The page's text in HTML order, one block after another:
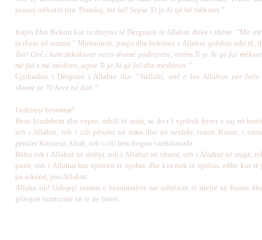
pranoj mëkatin tim. Prandaj, më fal! Sepse Ti je Ai që fal mëkatet.”
Kujto Ebu Bekrin kur iu drejtua të Dërguarit të Allahut duke i thënë: “Më
ta them në namaz.” Muhamedi, paqja dhe bekimet e Allahut qofshin mbi të,
Zot! Unë i kam shkaktuar vetes shumë padrejtësi, vetëm Ti je Ai që fal
më fal e më mëshiro, sepse Ti je Ai që fal dhe mëshiron.”
Gjithashtu i Dërguari i Allahut tha: “Vallahi, unë e lus Allahun për falje
shumë se 70 herë në ditë.”
I nderuar besimtar!
Beso bindshëm dhe vepro, mbill të mira, se do t’i vjelësh frytet e saj në
rob i Allahut, rob i cili përulet në ruku dhe në sexhde, lexon Kuran, i
përulet Krijuesit Allah, rob i cili bën llogari vazhdimisht.
Bëhu rob i Allahut në shtëpi, rob i Allahut në xhami, rob i Allahut në rrugë,
punë, rob i Allahut kur njerëzit të njohin dhe kur nuk të njohin, edhe kur të
pa askënd, pos Allahut.
Allahu im! Ushqeji zemrat e besimtarëve me udhëzim të drejtë në Kuran
gëzojnë lumturinë në të dy botët.